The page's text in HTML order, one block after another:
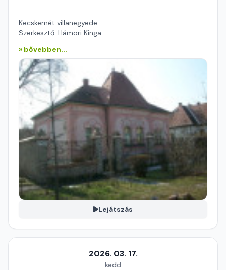
Kecskemét villanegyede
Szerkesztő: Hámori Kinga
» bővebben...
Lejátszás
2026. 03. 17.
kedd